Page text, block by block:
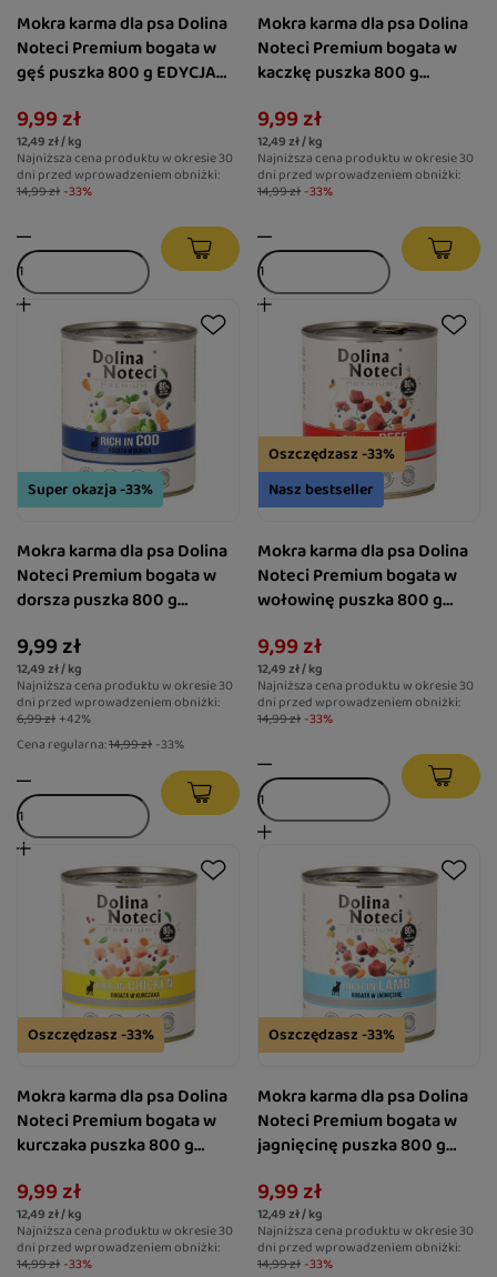
Mokra karma dla psa Dolina
Noteci Premium bogata w
gęś puszka 800 g EDYCJA
9,99 zł
12,49 zł / kg
Najniższa cena produktu w okresie 30
dni przed wprowadzeniem obniżki:
14,99 zł -33%
Mokra karma dla psa Dolina
Noteci Premium bogata w
kaczkę puszka 800 g
9,99 zł
12,49 zł / kg
Najniższa cena produktu w okresie 30
dni przed wprowadzeniem obniżki:
14,99 zł -33%
Super okazja -33%
Mokra karma dla psa Dolina
Noteci Premium bogata w
dorsza puszka 800 g
9,99 zł
12,49 zł / kg
Najniższa cena produktu w okresie 30
dni przed wprowadzeniem obniżki:
6,99 zł +42%
Cena regularna:14,99 zł -33%
Oszczędzasz -33%
Nasz bestseller
Mokra karma dla psa Dolina
Noteci Premium bogata w
wołowinę puszka 800 g
9,99 zł
12,49 zł / kg
Najniższa cena produktu w okresie 30
dni przed wprowadzeniem obniżki:
14,99 zł -33%
Oszczędzasz -33%
Mokra karma dla psa Dolina
Noteci Premium bogata w
kurczaka puszka 800 g
9,99 zł
12,49 zł / kg
Najniższa cena produktu w okresie 30
dni przed wprowadzeniem obniżki:
14,99 zł -33%
Oszczędzasz -33%
Mokra karma dla psa Dolina
Noteci Premium bogata w
jagnięcinę puszka 800 g
9,99 zł
12,49 zł / kg
Najniższa cena produktu w okresie 30
dni przed wprowadzeniem obniżki:
14,99 zł -33%